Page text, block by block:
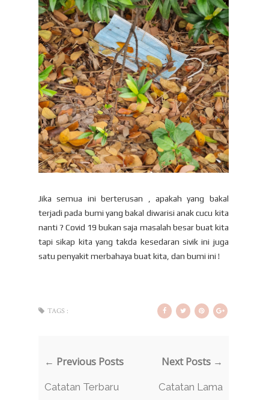
Jika semua ini berterusan , apakah yang bakal
terjadi pada bumi yang bakal diwarisi anak cucu kita
nanti ? Covid 19 bukan saja masalah besar buat kita
tapi sikap kita yang takda kesedaran sivik ini juga
satu penyakit merbahaya buat kita, dan bumi ini !
TAGS :
← Previous Posts
Catatan Terbaru
Next Posts →
Catatan Lama